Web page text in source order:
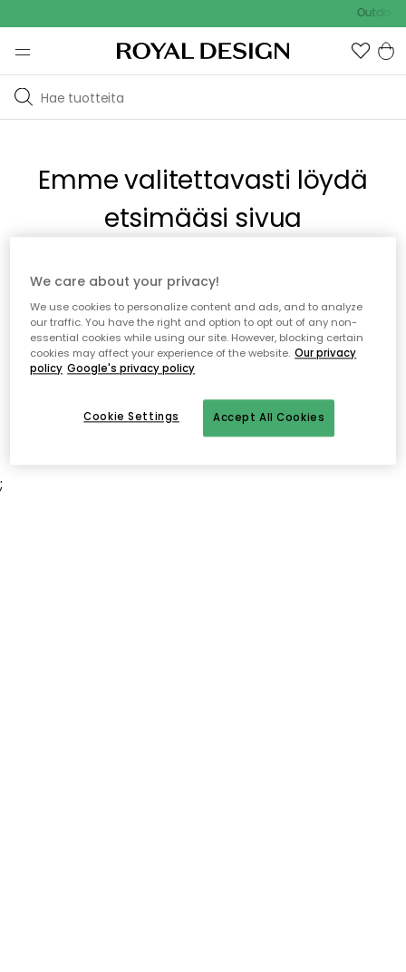
Outdoor
Emme valitettavasti löydä
etsimääsi sivua
Tämä voi johtua siitä, että sivua ei enää ole tai siitä, että se
on siirretty muualle. Pahoittelemme tästä mahdollisesti
aiheutunutta häiriötä. Voit kokeilla uudelleen yllä olevasta
valikosta tai siirtyä takaisin aloitussivustolle.
;
We care about your privacy!
We use cookies to personalize content and ads, and to analyze
our traffic. You have the right and option to opt out of any non-
essential cookies while using our site. However, blocking certain
cookies may affect your experience of the website. Our privacy
policy Google's privacy policy
Accept All Cookies
Cookie Settings